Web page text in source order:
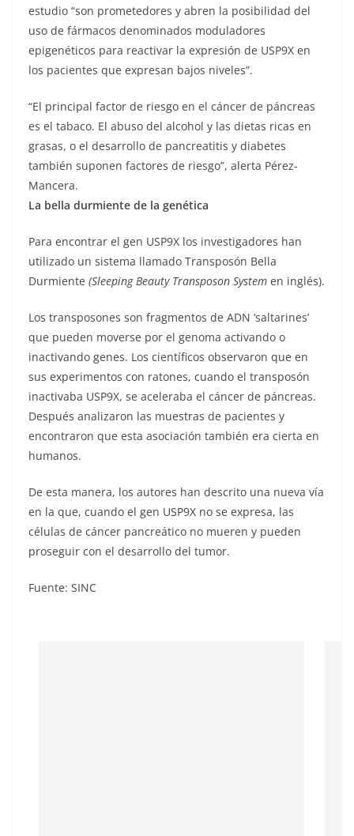
estudio “son prometedores y abren la posibilidad del
uso de fármacos denominados moduladores
epigenéticos para reactivar la expresión de USP9X en
los pacientes que expresan bajos niveles”.
“El principal factor de riesgo en el cáncer de páncreas
es el tabaco. El abuso del alcohol y las dietas ricas en
grasas, o el desarrollo de pancreatitis y diabetes
también suponen factores de riesgo”, alerta Pérez-
Mancera.
La bella durmiente de la genética
Para encontrar el gen USP9X los investigadores han
utilizado un sistema llamado Transposón Bella
Durmiente (Sleeping Beauty Transposon System en inglés).
Los transposones son fragmentos de ADN ‘saltarines’
que pueden moverse por el genoma activando o
inactivando genes. Los científicos observaron que en
sus experimentos con ratones, cuando el transposón
inactivaba USP9X, se aceleraba el cáncer de páncreas.
Después analizaron las muestras de pacientes y
encontraron que esta asociación también era cierta en
humanos.
De esta manera, los autores han descrito una nueva vía
en la que, cuando el gen USP9X no se expresa, las
células de cáncer pancreático no mueren y pueden
proseguir con el desarrollo del tumor.
Fuente: SINC